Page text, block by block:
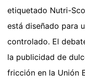
etiquetado Nutri-
está diseñado para
controlado. El
la publicidad de
fricción en la Unión